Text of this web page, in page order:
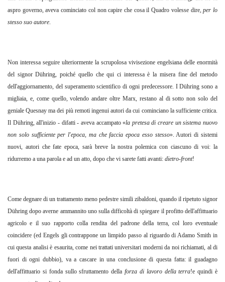
aspro governo, aveva cominciato col non capire che cosa il Quadro volesse dire,per lo
stesso suo autore.
Non interessa seguire ulteriormente la scrupolosa vivisezione engelsiana delle enormità
del signor Dühring, poiché quello che qui ci interessa è la misera fine del metodo
dell'aggiornamento, del superamento scientifico di ogni predecessore. I Dühring sono a
migliaia, e, come quello, volendo andare oltre Marx, restano al di sotto non solo del
geniale Quesnay ma dei più remoti ingenui autori da cui cominciano la sufficiente critica.
Il Dühring, all'inizio - difatti - aveva accampato «la pretesa di creare un sistema nuovo
non solo sufficiente per l'epoca, ma che faccia epoca esso stesso». Autori di sistemi
nuovi, autori che fate epoca, sarà breve la nostra polemica con ciascuno di voi: la
ridurremo a una parola e ad un atto, dopo che vi sarete fatti avanti: dietro-front!
Come degnare di un trattamento meno pedestre simili zibaldoni, quando il ripetuto signor
Dühring dopo averne ammannito uno sulla difficoltà di spiegare il profitto dell'affittuario
agricolo e il suo rapporto colla rendita del padrone della terra, col loro eventuale
coincidere (ed Engels gli contrappone un limpido passo al riguardo di Adamo Smith in
cui questa analisi è esaurita, come nei trattati universitari moderni da noi richiamati, al di
fuori di ogni dubbio), va a cascare in una conclusione di questa fatta: il guadagno
dell'affittuario si fonda sullo sfruttamento della forza di lavoro della terra!e quindi è